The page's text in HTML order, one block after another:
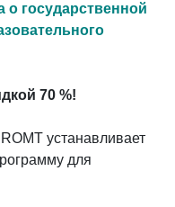
о государственной
70 %!
устанавливает
для